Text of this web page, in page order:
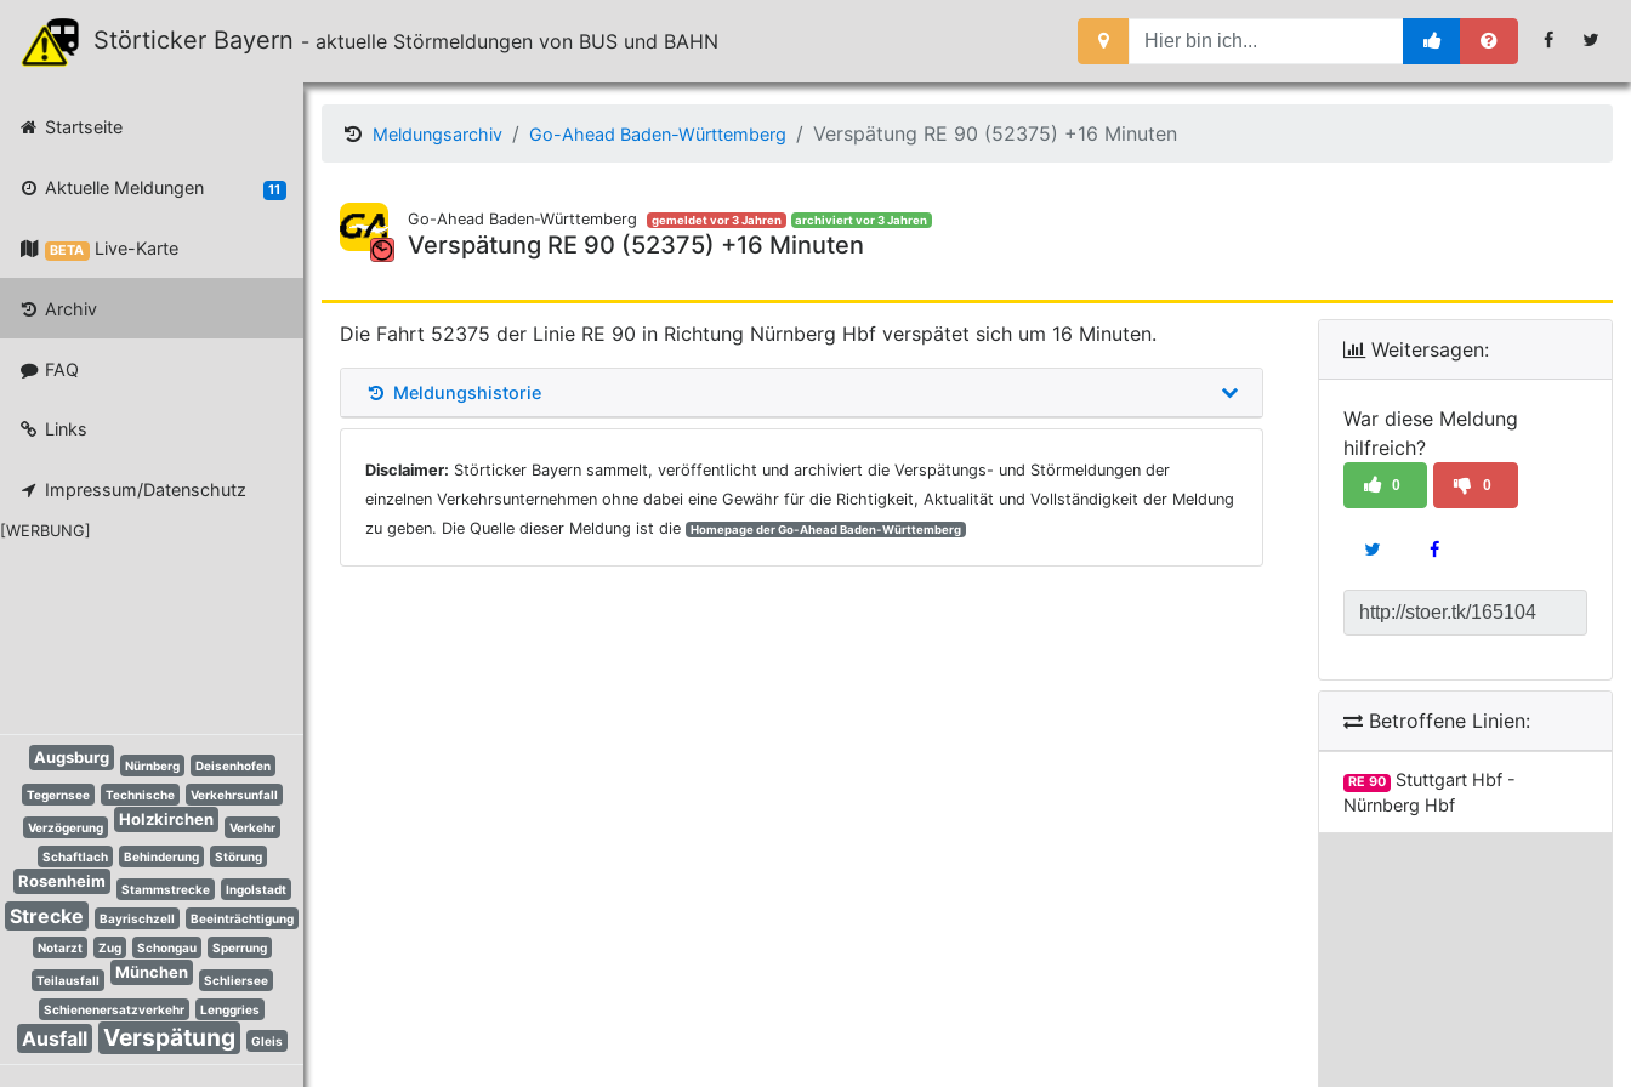
Störticker Bayern - aktuelle Störmeldungen von BUS und BAHN
Startseite
Aktuelle Meldungen 11
BETA Live-Karte
Archiv
FAQ
Links
Impressum/Datenschutz
[WERBUNG]
Augsburg Nürnberg
Deisenhofen
Tegernsee
Technische Verkehrsunfall
Verzögerung Holzkirchen
Verkehr
Schaftlach
Behinderung Störung
Rosenheim Stammstrecke Ingolstadt
Strecke Bayrischzell
Beeinträchtigung
Notarzt
Zug Schongau Sperrung
Teilausfall München
Schliersee
Schienenersatzverkehr
Lenggries
Ausfall Verspätung Gleis
Meldungsarchiv Go-Ahead Baden-Württemberg Verspätung RE 90 (52375) +16 Minuten
Go-Ahead Baden-Württemberg gemeldet vor 3 Jahren archiviert vor 3 Jahren
Verspätung RE 90 (52375) +16 Minuten
Die Fahrt 52375 der Linie RE 90 in Richtung Nürnberg Hbf verspätet sich um 16 Minuten.
Meldungshistorie
Disclaimer: Störticker Bayern sammelt, veröffentlicht und archiviert die Verspätungs- und Störmeldungen der
einzelnen Verkehrsunternehmen ohne dabei eine Gewähr für die Richtigkeit, Aktualität und Vollständigkeit der Meldung
zu geben. Die Quelle dieser Meldung ist die
Homepage der Go-Ahead Baden-Württemberg
Weitersagen:
War diese Meldung
hilfreich?
0 0
Betroffene Linien:
RE 90
Stuttgart Hbf -
Nürnberg Hbf